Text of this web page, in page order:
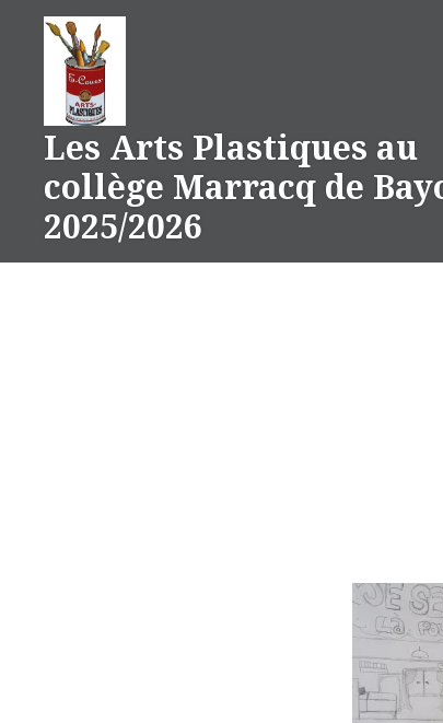
Les Arts Plastiques au
collège Marracq de
2025/2026